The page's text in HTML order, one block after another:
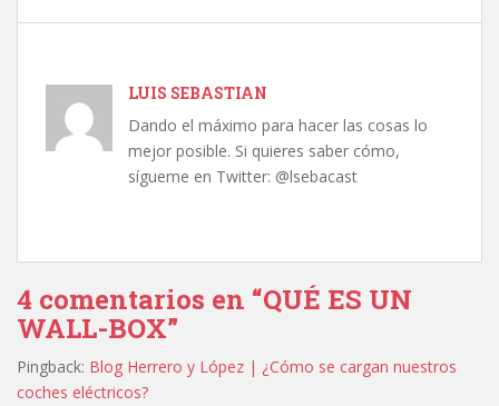
LUIS SEBASTIAN
Dando el máximo para hacer las cosas lo
mejor posible. Si quieres saber cómo,
sígueme en Twitter: @lsebacast
4 comentarios en “QUÉ ES UN
WALL-BOX”
Pingback: Blog Herrero y López | ¿Cómo se cargan nuestros
coches eléctricos?